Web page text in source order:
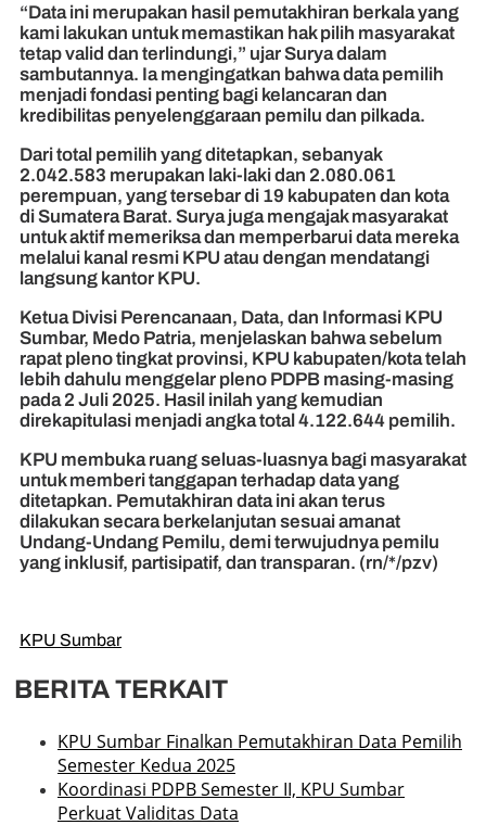
“Data ini merupakan hasil pemutakhiran berkala yang
kami lakukan untuk memastikan hak pilih masyarakat
tetap valid dan terlindungi,” ujar Surya dalam
sambutannya. Ia mengingatkan bahwa data pemilih
menjadi fondasi penting bagi kelancaran dan
kredibilitas penyelenggaraan pemilu dan pilkada.
Dari total pemilih yang ditetapkan, sebanyak
2.042.583 merupakan laki-laki dan 2.080.061
perempuan, yang tersebar di 19 kabupaten dan kota
di Sumatera Barat. Surya juga mengajak masyarakat
untuk aktif memeriksa dan memperbarui data mereka
melalui kanal resmi KPU atau dengan mendatangi
langsung kantor KPU.
Ketua Divisi Perencanaan, Data, dan Informasi KPU
Sumbar, Medo Patria, menjelaskan bahwa sebelum
rapat pleno tingkat provinsi, KPU kabupaten/kota telah
lebih dahulu menggelar pleno PDPB masing-masing
pada 2 Juli 2025. Hasil inilah yang kemudian
direkapitulasi menjadi angka total 4.122.644 pemilih.
KPU membuka ruang seluas-luasnya bagi masyarakat
untuk memberi tanggapan terhadap data yang
ditetapkan. Pemutakhiran data ini akan terus
dilakukan secara berkelanjutan sesuai amanat
Undang-Undang Pemilu, demi terwujudnya pemilu
yang inklusif, partisipatif, dan transparan. (rn/*/pzv)
KPU Sumbar
BERITA TERKAIT
KPU Sumbar Finalkan Pemutakhiran Data Pemilih
Semester Kedua 2025
Koordinasi PDPB Semester II, KPU Sumbar
Perkuat Validitas Data